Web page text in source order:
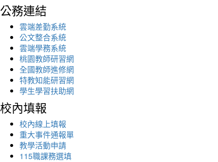
公務連結
雲端差勤系統
公文整合系統
雲端學務系統
桃園教師研習網
全國教師進修網
特教知能研習網
學生學習扶助網
校內填報
校內線上填報
重大事件通報單
教學活動申請
115職課務選填